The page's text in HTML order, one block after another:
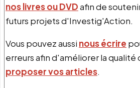
nos livres ou DVDafin de
futurs projets d'Investig'Action.
Vous pouvez aussi nous écrire
erreurs afin d'améliorer la qualité
proposer vos articles.